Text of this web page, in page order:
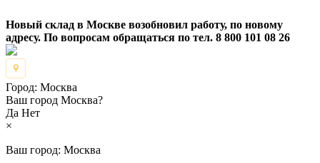
Новый склад в Москве возобновил работу, по новому
адресу. По вопросам обращаться по тел. 8 800 101 08 26
Город: Москва
Ваш город Москва?
Да Нет
×
Ваш город: Москва